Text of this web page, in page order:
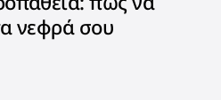
νεφρά σου